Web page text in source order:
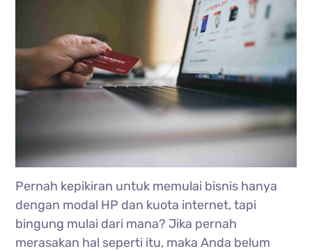
Pernah kepikiran untuk memulai bisnis hanya
dengan modal HP dan kuota internet, tapi
bingung mulai dari mana? Jika pernah
merasakan hal seperti itu, maka Anda belum